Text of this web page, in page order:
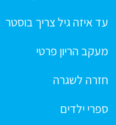
עד איזה גיל צריך בוסטר
מעקב הריון פרטי
חזרה לשגרה
ספרי ילדים